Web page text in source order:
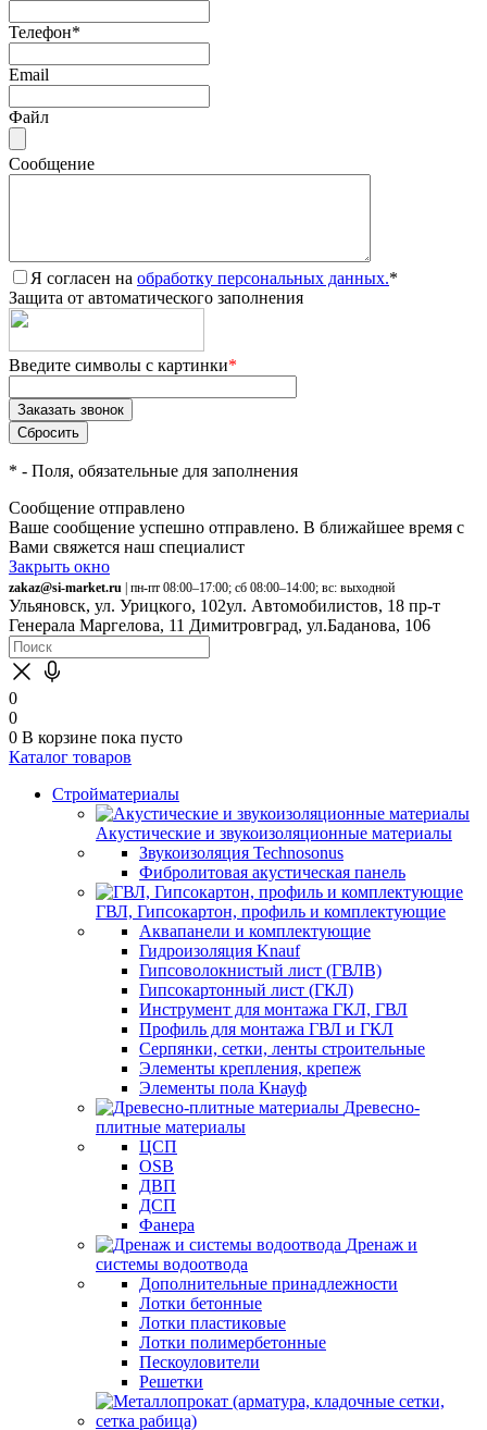
Телефон*
Email
Файл
Сообщение
Я согласен на обработку персональных данных.*
Защита от автоматического заполнения
Введите символы с картинки*
* - Поля, обязательные для заполнения
Сообщение отправлено
Ваше сообщение успешно отправлено. В ближайшее время с
Вами свяжется наш специалист
Закрыть окно
zakaz@si-market.ru | пн-пт 08:00–17:00; сб 08:00–14:00; вс: выходной
Ульяновск, ул. Урицкого, 102ул. Автомобилистов, 18 пр-т
Генерала Маргелова, 11 Димитровград, ул.Баданова, 106
0
0
0 В корзине пока пусто
Каталог товаров
Стройматериалы
Акустические и звукоизоляционные материалы
Звукоизоляция Technosonus
Фибролитовая акустическая панель
ГВЛ, Гипсокартон, профиль и комплектующие
Аквапанели и комплектующие
Гидроизоляция Knauf
Гипсоволокнистый лист (ГВЛВ)
Гипсокартонный лист (ГКЛ)
Инструмент для монтажа ГКЛ, ГВЛ
Профиль для монтажа ГВЛ и ГКЛ
Серпянки, сетки, ленты строительные
Элементы крепления, крепеж
Элементы пола Кнауф
Древесно-
плитные материалы
ЦСП
OSB
ДВП
ДСП
Фанера
Дренаж и
системы водоотвода
Дополнительные принадлежности
Лотки бетонные
Лотки пластиковые
Лотки полимербетонные
Пескоуловители
Решетки